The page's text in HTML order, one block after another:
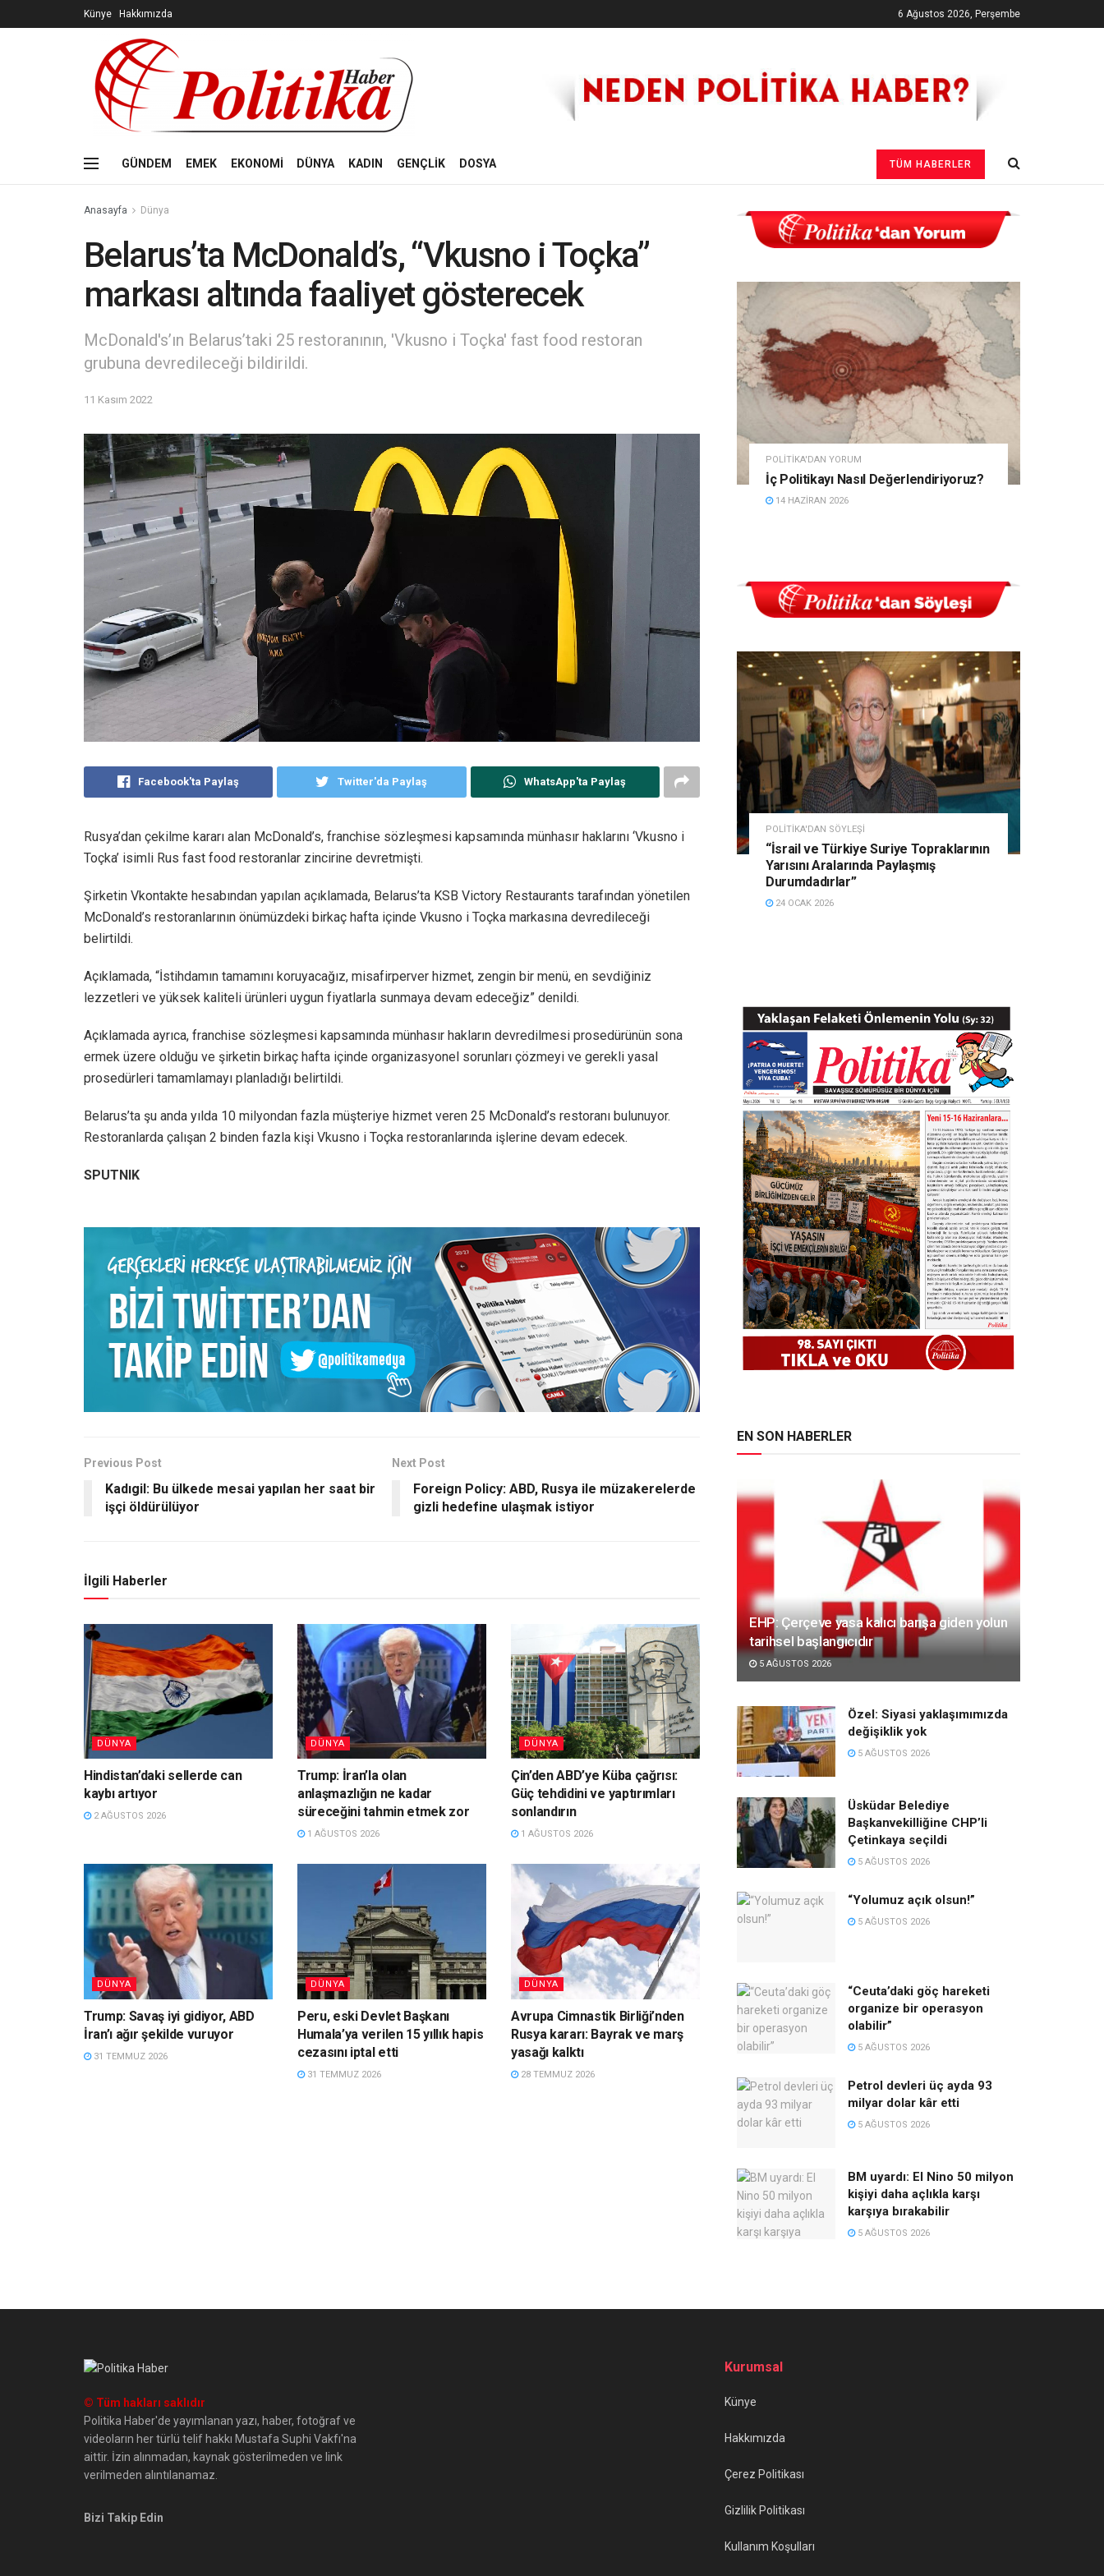
Künye Hakkımızda 6 Ağustos 2026, Perşembe
GÜNDEM EMEK EKONOMİ DÜNYA KADIN GENÇLİK DOSYA TÜM HABERLER
Anasayfa Dünya
Belarus’ta McDonald’s, “Vkusno i Toçka”
markası altında faaliyet gösterecek
McDonald's’ın Belarus’taki 25 restoranının, 'Vkusno i Toçka' fast food restoran
grubuna devredileceği bildirildi.
11 Kasım 2022
Facebook'ta Paylaş Twitter'da Paylaş WhatsApp'ta Paylaş
Rusya’dan çekilme kararı alan McDonald’s, franchise sözleşmesi kapsamında münhasır haklarını ‘Vkusno i
Toçka’ isimli Rus fast food restoranlar zincirine devretmişti.
Şirketin Vkontakte hesabından yapılan açıklamada, Belarus’ta KSB Victory Restaurants tarafından yönetilen
McDonald’s restoranlarının önümüzdeki birkaç hafta içinde Vkusno i Toçka markasına devredileceği
belirtildi.
Açıklamada, “İstihdamın tamamını koruyacağız, misafirperver hizmet, zengin bir menü, en sevdiğiniz
lezzetleri ve yüksek kaliteli ürünleri uygun fiyatlarla sunmaya devam edeceğiz” denildi.
Açıklamada ayrıca, franchise sözleşmesi kapsamında münhasır hakların devredilmesi prosedürünün sona
ermek üzere olduğu ve şirketin birkaç hafta içinde organizasyonel sorunları çözmeyi ve gerekli yasal
prosedürleri tamamlamayı planladığı belirtildi.
Belarus’ta şu anda yılda 10 milyondan fazla müşteriye hizmet veren 25 McDonald’s restoranı bulunuyor.
Restoranlarda çalışan 2 binden fazla kişi Vkusno i Toçka restoranlarında işlerine devam edecek.
SPUTNIK
Previous Post
Kadıgil: Bu ülkede mesai yapılan her saat bir
işçi öldürülüyor
Next Post
Foreign Policy: ABD, Rusya ile müzakerelerde
gizli hedefine ulaşmak istiyor
İlgili Haberler
DÜNYA
Hindistan’daki sellerde can
kaybı artıyor
2 AĞUSTOS 2026
DÜNYA
Trump: İran’la olan
anlaşmazlığın ne kadar
süreceğini tahmin etmek zor
1 AĞUSTOS 2026
DÜNYA
Çin’den ABD’ye Küba çağrısı:
Güç tehdidini ve yaptırımları
sonlandırın
1 AĞUSTOS 2026
DÜNYA
Trump: Savaş iyi gidiyor, ABD
İran’ı ağır şekilde vuruyor
31 TEMMUZ 2026
DÜNYA
Peru, eski Devlet Başkanı
Humala’ya verilen 15 yıllık hapis
cezasını iptal etti
31 TEMMUZ 2026
DÜNYA
Avrupa Cimnastik Birliği’nden
Rusya kararı: Bayrak ve marş
yasağı kalktı
28 TEMMUZ 2026
POLITIKA'DAN YORUM
İç Politikayı Nasıl Değerlendiriyoruz?
14 HAZIRAN 2026
POLITIKA'DAN SÖYLEŞI
“İsrail ve Türkiye Suriye Topraklarının
Yarısını Aralarında Paylaşmış
Durumdadırlar”
24 OCAK 2026
EN SON HABERLER
EHP: Çerçeve yasa kalıcı barışa giden yolun
tarihsel başlangıcıdır
5 AĞUSTOS 2026
Özel: Siyasi yaklaşımımızda
değişiklik yok
5 AĞUSTOS 2026
Üsküdar Belediye
Başkanvekilliğine CHP’li
Çetinkaya seçildi
5 AĞUSTOS 2026
“Yolumuz açık olsun!”
5 AĞUSTOS 2026
“Ceuta’daki göç hareketi
organize bir operasyon
olabilir”
5 AĞUSTOS 2026
Petrol devleri üç ayda 93
milyar dolar kâr etti
5 AĞUSTOS 2026
BM uyardı: El Nino 50 milyon
kişiyi daha açlıkla karşı
karşıya bırakabilir
5 AĞUSTOS 2026
© Tüm hakları saklıdır
Politika Haber'de yayımlanan yazı, haber, fotoğraf ve
videoların her türlü telif hakkı Mustafa Suphi Vakfı'na
aittir. İzin alınmadan, kaynak gösterilmeden ve link
verilmeden alıntılanamaz.
Bizi Takip Edin
Kurumsal
Künye
Hakkımızda
Çerez Politikası
Gizlilik Politikası
Kullanım Koşulları